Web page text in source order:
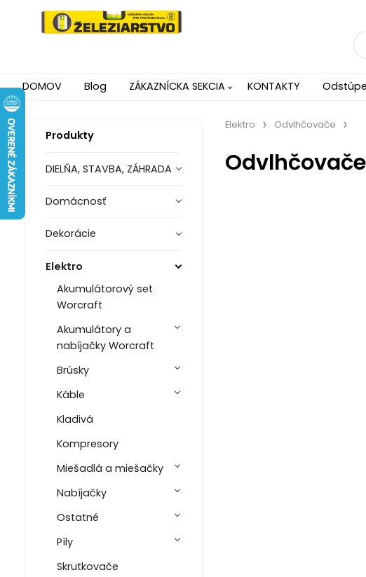
DOMOV Blog ZÁKAZNÍCKA SEKCIA KONTAKTY
Produkty
DIELŇA, STAVBA, ZÁHRADA
Domácnosť
Dekorácie
Elektro
Akumulátorový set
Worcraft
Akumulátory a
nabíjačky Worcraft
Brúsky
Káble
Kladivá
Kompresory
Miešadlá a miešačky
Nabíjačky
Ostatné
Píly
Skrutkovače
Elektro Odvlhčovače
Odvlhčovače